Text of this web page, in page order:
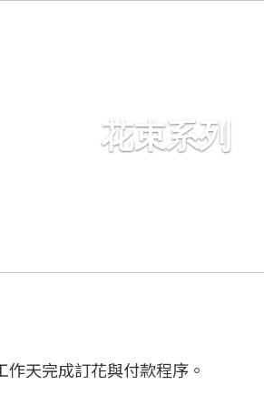
花束系列
作天完成訂花與付款程序。